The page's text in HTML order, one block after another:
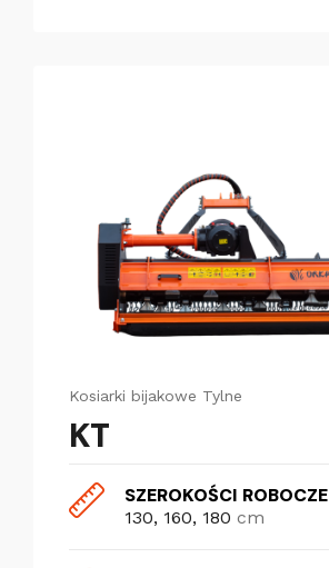
Kosiarki bijakowe Tylne
KT
SZEROKOŚCI ROBOCZE
130, 160, 180 cm